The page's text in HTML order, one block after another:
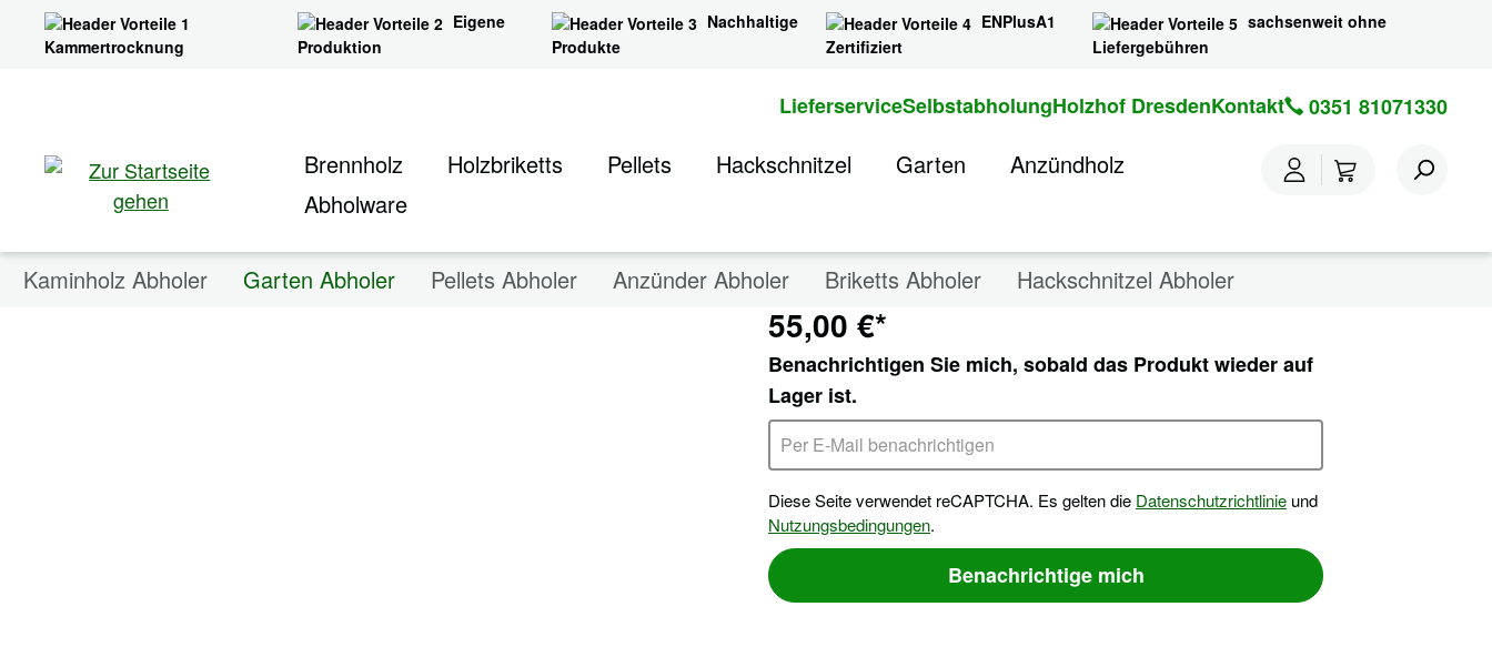
Zur Suche springen
Kammertrocknung
Eigene
Produktion
Nachhaltige
Produkte
ENPlusA1
Zertifiziert
sachsenweit ohne
Liefergebühren
LieferserviceSelbstabholungHolzhof DresdenKontakt 0351 81071330
Brennholz Holzbriketts Pellets Hackschnitzel Garten
Anzündholz
Abholware
Kaminholz Abholer Garten Abholer Pellets Abholer Anzünder Abholer Briketts Abholer Hackschnitzel Abholer
Home Abholware Garten Abholer
Hackklotz Hartholz
55,00 €*
Benachrichtigen Sie mich, sobald das Produkt wieder auf
Lager ist.
Diese Seite verwendet reCAPTCHA. Es gelten die Datenschutzrichtlinie und
Nutzungsbedingungen.
Benachrichtige mich